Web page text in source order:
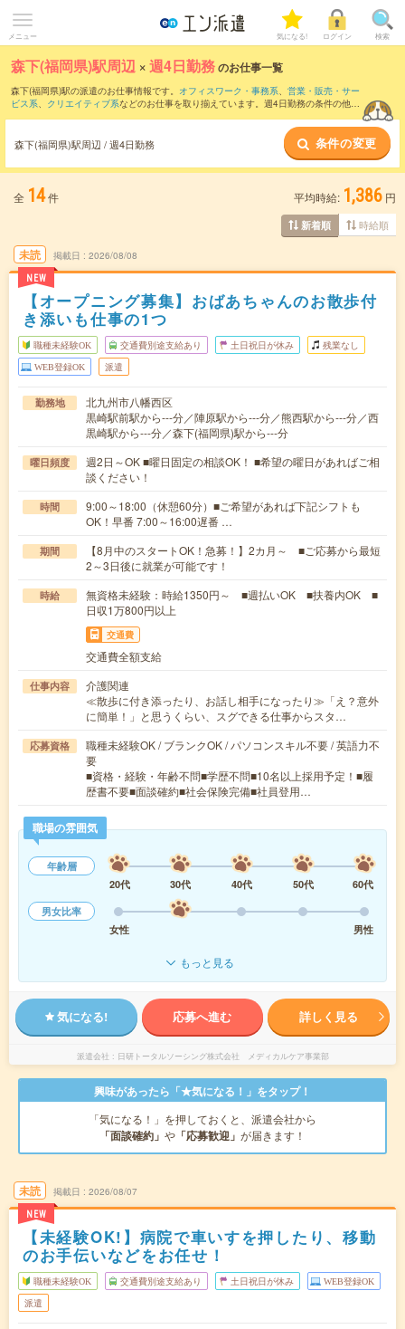
メニュー 気になる! ログイン 検索
森下(福岡県)駅周辺 ×週4日勤務のお仕事一覧
森下(福岡県)駅の派遣のお仕事情報です。 オフィスワーク・事務系、 営業・販売・サー
ビス系、 クリエイティブ系などのお仕事を取り揃えています。週4日勤務の条件の他
森下(福岡県)駅周辺 / 週4日勤務 条件の変更
全 14件 平均時給: 1,386 円
新着順 時給順
未読
NEW
掲載日 2026/08/08
【オープニング募集】おばあちゃんのお散歩付
き添いも仕事の1つ
職種未経験OK 交通費別途支給あり 土日祝日が休み 残業なし
WEB登録OK 派遣
勤務地
北九州市八幡西区
黒崎駅前駅から---分／陣原駅から---分／熊西駅から---分／西
黒崎駅から---分／森下(福岡県)駅から---分
曜日頻度
週2日～OK ■曜日固定の相談OK！ ■希望の曜日があればご相
談ください！
時間
9:00～18:00（休憩60分）■ご希望があれば下記シフトも
OK！早番 7:00～16:00遅番 …
期間
【8月中のスタートOK！急募！】2カ月～ ■ご応募から最短
2～3日後に就業が可能です！
時給
無資格未経験：時給1350円～ ■週払いOK ■扶養内OK ■
日収1万800円以上
交通費
交通費全額支給
仕事内容
介護関連
≪散歩に付き添ったり、お話し相手になったり≫「え？意外
に簡単！」と思うくらい、スグできる仕事からスタ…
応募資格
職種未経験OK / ブランクOK / パソコンスキル不要 / 英語力不
要
■資格・経験・年齢不問■学歴不問■10名以上採用予定！■履
歴書不要■面談確約■社会保険完備■社員登用…
職場の雰囲気
年齢層
20代
30代 40代 50代
60代
男女比率
女性
男性
もっと見る
気になる! 応募へ進む 詳しく見る
派遣会社 日研トータルソーシング株式会社 メディカルケア事業部
興味があったら「★気になる！」をタップ！
「気になる！」を押しておくと、派遣会社から
「面談確約」 や 「応募歓迎」 が届きます！
未読
NEW
掲載日 2026/08/07
【未経験OK!】病院で車いすを押したり、移動
のお手伝いなどをお任せ！
職種未経験OK 交通費別途支給あり 土日祝日が休み WEB登録OK
派遣